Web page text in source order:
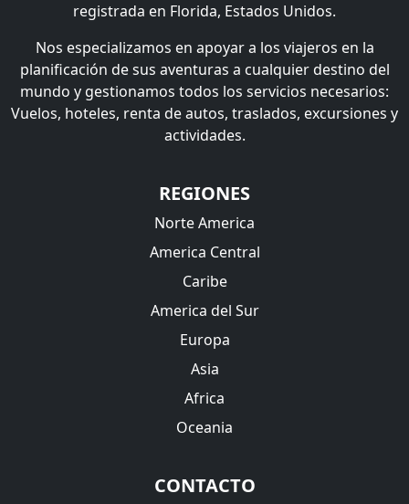
registrada en Florida, Estados Unidos.
Nos especializamos en apoyar a los viajeros en la
planificación de sus aventuras a cualquier destino del
mundo y gestionamos todos los servicios necesarios:
Vuelos, hoteles, renta de autos, traslados, excursiones y
actividades.
REGIONES
Norte America
America Central
Caribe
America del Sur
Europa
Asia
Africa
Oceania
CONTACTO